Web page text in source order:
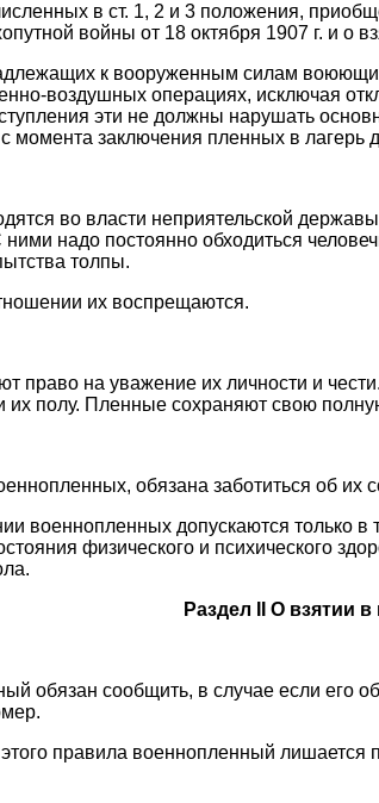
в ст. 1, 2 и 3 положения,
войны от 18 октября 1907 г. и о
к вооруженным силам
воздушных операциях, исключая
эти не должны нарушать
момента заключения пленных в лагерь
во власти неприятельской
надо постоянно обходиться
толпы.
их воспрещаются.
право на уважение их личности и
их полу. Пленные сохраняют свою
обязана заботиться об их
военнопленных допускаются только в
физического и психического
Раздел II О взятии в
обязан сообщить, в случае если его
правила военнопленный